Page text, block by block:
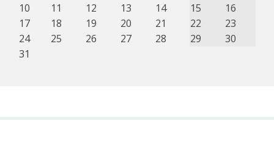
10
11 12 13 14 15
16
17
18 19 20 21 22
23
24
25 26 27 28 29
30
31